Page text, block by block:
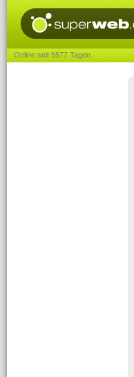
Online seit 5577 Tagen